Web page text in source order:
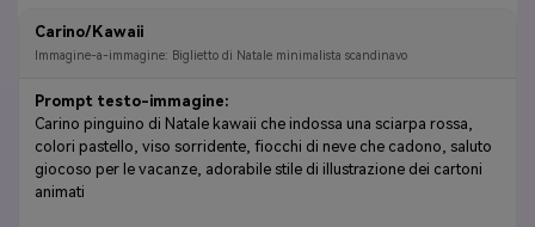
Carino/Kawaii
Immagine-a-immagine: Biglietto di Natale minimalista scandinavo
Prompt testo-immagine:
Carino pinguino di Natale kawaii che indossa una sciarpa rossa,
colori pastello, viso sorridente, fiocchi di neve che cadono, saluto
giocoso per le vacanze, adorabile stile di illustrazione dei cartoni
animati